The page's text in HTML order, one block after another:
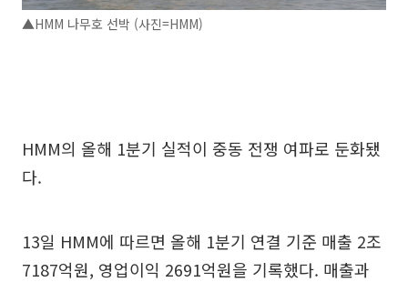
▲HMM 나무호 선박 (사진=HMM)
HMM의 올해 1분기 실적이 중동 전쟁 여파로 둔화됐
다.
13일 HMM에 따르면 올해 1분기 연결 기준 매출 2조
7187억원, 영업이익 2691억원을 기록했다. 매출과